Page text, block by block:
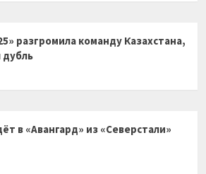
разгромила команду Казахстана,
в «Авангард» из «Северстали»